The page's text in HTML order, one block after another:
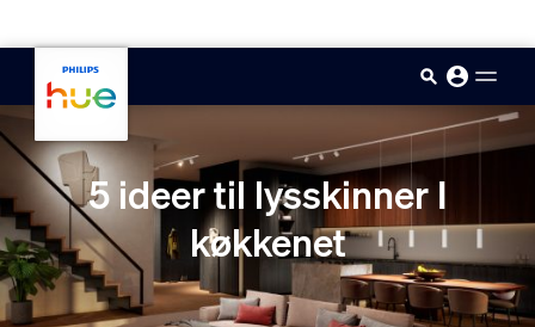
5 ideer til lysskinner I
køkkenet